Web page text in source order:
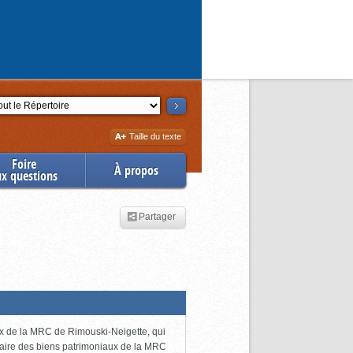
Augmenter
la
Taille du texte
Foire
questions À propos
Partager
de la MRC de Rimouski-Neigette, qui
des biens patrimoniaux de la MRC